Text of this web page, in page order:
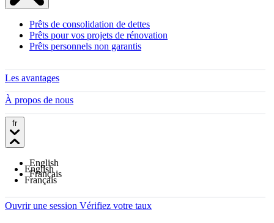
English
Français
Prêts de consolidation de dettes
Prêts pour vos projets de rénovation
Prêts personnels non garantis
Les avantages
À propos de nous
fr
English
Français
Ouvrir une session Vérifiez votre taux